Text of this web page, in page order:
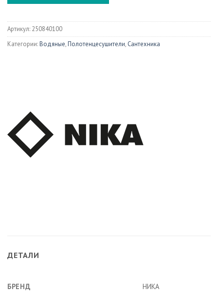
Артикул: 250840100
Категории:Водяные,Полотенцесушители, Сантехника
ДЕТАЛИ
БРЕНД НИКА